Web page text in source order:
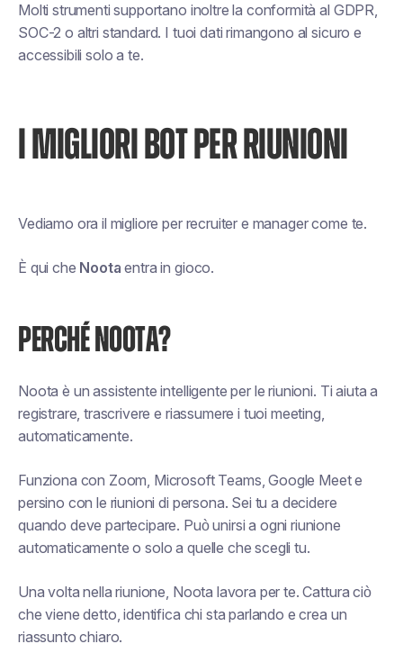
Molti strumenti supportano inoltre la conformità al GDPR,
SOC-2 o altri standard. I tuoi dati rimangono al sicuro e
accessibili solo a te.
I MIGLIORI BOT PER RIUNIONI
Vediamo ora il migliore per recruiter e manager come te.
È qui che Noota entra in gioco.
PERCHÉ NOOTA?
Noota è un assistente intelligente per le riunioni. Ti aiuta a
registrare, trascrivere e riassumere i tuoi meeting,
automaticamente.
Funziona con Zoom, Microsoft Teams, Google Meet e
persino con le riunioni di persona. Sei tu a decidere
quando deve partecipare. Può unirsi a ogni riunione
automaticamente o solo a quelle che scegli tu.
Una volta nella riunione, Noota lavora per te. Cattura ciò
che viene detto, identifica chi sta parlando e crea un
riassunto chiaro.